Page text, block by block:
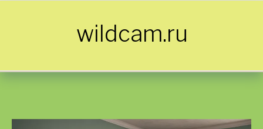
wildcam.ru